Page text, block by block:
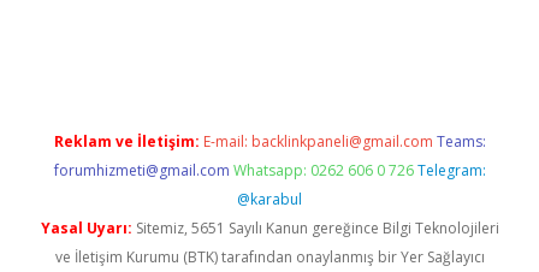
Reklam ve İletişim: E-mail: backlinkpaneli@gmail.com Teams:
forumhizmeti@gmail.com Whatsapp: 0262 606 0 726 Telegram:
@karabul
Yasal Uyarı: Sitemiz, 5651 Sayılı Kanun gereğince Bilgi Teknolojileri
ve İletişim Kurumu (BTK) tarafından onaylanmış bir Yer Sağlayıcı